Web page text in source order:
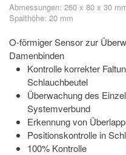
Abmessungen: 260 x 80 x 30
Spalthöhe: 20 mm
O-förmiger Sensor zur
Damenbinden
Kontrolle korrekter
Schlauchbeutel
Überwachung des
Systemverbund
Erkennung von
Positionskontrolle in
100% Kontrolle